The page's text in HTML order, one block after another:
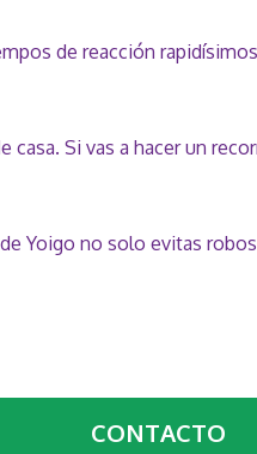
de reacción
Si vas a hacer un
Yoigo no solo evitas
CONTACTO